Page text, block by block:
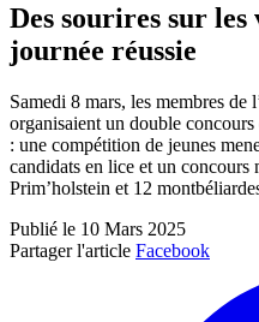
Des sourires sur les
journée réussie
Samedi 8 mars, les membres de
organisaient un double
: une compétition de jeunes
candidats en lice et un concours
Prim’holstein et 12
Publié le 10 Mars 2025
Partager l'article Facebook